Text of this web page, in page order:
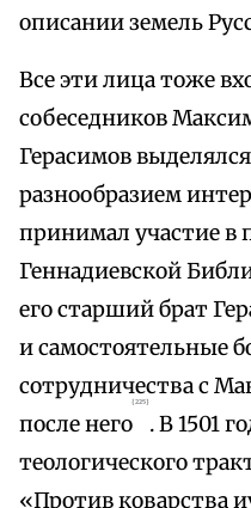
описании земель
Все эти лица тоже
собеседников
Герасимов
разнообразием
принимал участие в
Геннадиевской
его старший брат
и самостоятельные
сотрудничества с
после него
{225}
. В 1501
теологического
«Против коварства